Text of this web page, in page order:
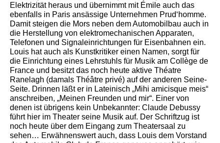
Elektrizität heraus und übernimmt mit Émile auch das
ebenfalls in Paris ansässige Unternehmen Prud‘homme.
Damit steigen die Mors neben dem Automobilbau auch in
die Herstellung von elektromechanischen Apparaten,
Telefonen und Signaleinrichtungen für Eisenbahnen ein.
Louis hat auch als Kunstkritiker einen Namen, sorgt für
die Einrichtung eines Lehrstuhls für Musik am Collège de
France und besitzt das noch heute aktive Théatre
Ranelagh (damals Théâtre privé) auf der anderen Seine-
Seite. Drinnen läßt er in Lateinisch „Mihi amicisque meis“
anschreiben, „Meinen Freunden und mir“. Einer von
denen ist übrigens kein Unbekannter: Claude Debussy
führt hier im Theater seine Musik auf. Der Schriftzug ist
noch heute über dem Eingang zum Theatersaal zu
sehen… Erwähnenswert auch, dass Louis dem Vorstand